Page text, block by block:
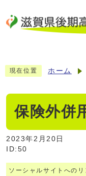
現在位置 ホーム
保険外併
2023年2月20日
ID:50
ソーシャルサイトへの